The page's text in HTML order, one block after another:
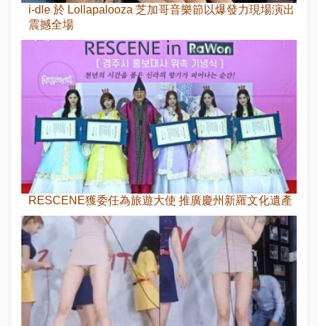
i-dle 於 Lollapalooza 芝加哥音樂節以爆發力現場演出
震撼全場
RESCENE獲委任為旅遊大使 推廣慶州新羅文化遺產